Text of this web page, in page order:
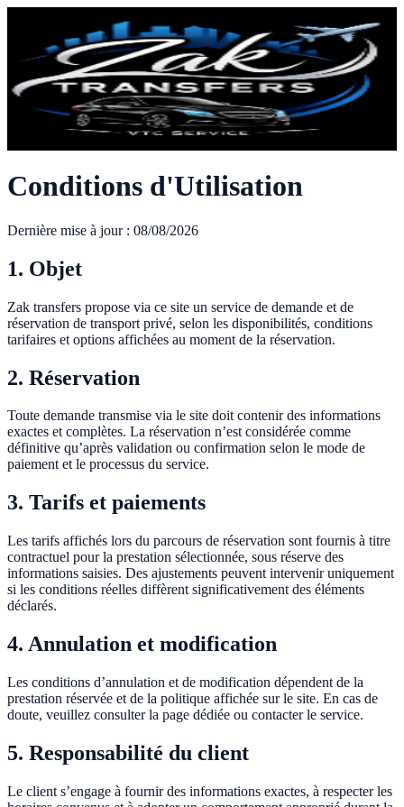
Réserver
🇫🇷
+33685329679
Conditions d'Utilisation
Dernière mise à jour: 08/08/2026
1. Objet
Zak transfers propose via ce site un service de demande et de
réservation de transport privé, selon les disponibilités, conditions
tarifaires et options affichées au moment de la réservation.
2. Réservation
Toute demande transmise via le site doit contenir des informations
exactes et complètes. La réservation n’est considérée comme
définitive qu’après validation ou confirmation selon le mode de
paiement et le processus du service.
3. Tarifs et paiements
Les tarifs affichés lors du parcours de réservation sont fournis à titre
contractuel pour la prestation sélectionnée, sous réserve des
informations saisies. Des ajustements peuvent intervenir uniquement
si les conditions réelles diffèrent significativement des éléments
déclarés.
4. Annulation et modification
Les conditions d’annulation et de modification dépendent de la
prestation réservée et de la politique affichée sur le site. En cas de
doute, veuillez consulter la page dédiée ou contacter le service.
5. Responsabilité du client
Le client s’engage à fournir des informations exactes, à respecter les